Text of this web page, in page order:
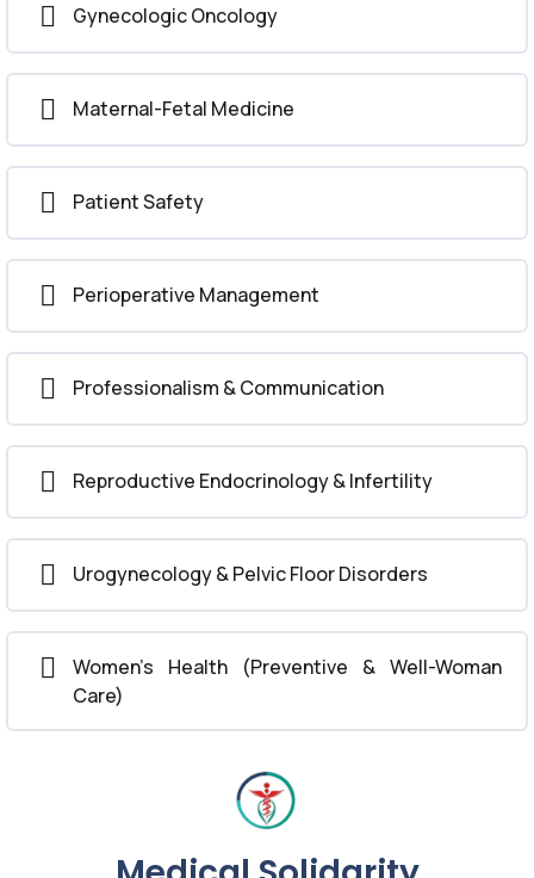
MCQs for Prometric Exam Preparation
Gynecologic Oncology
Maternal-Fetal Medicine
Patient Safety
Perioperative Management
Professionalism & Communication
Reproductive Endocrinology & Infertility
Urogynecology & Pelvic Floor Disorders
Women’s Health (Preventive & Well-Woman
Care)